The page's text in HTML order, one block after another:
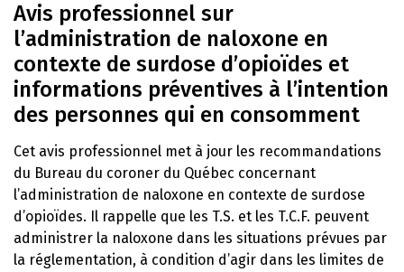
Avis professionnel sur
l’administration de naloxone en
contexte de surdose d’opioïdes et
informations préventives à l’intention
des personnes qui en consomment
Cet avis professionnel met à jour les recommandations
du Bureau du coroner du Québec concernant
l’administration de naloxone en contexte de surdose
d’opioïdes. Il rappelle que les T.S. et les T.C.F. peuvent
administrer la naloxone dans les situations prévues par
la réglementation, à condition d’agir dans les limites de